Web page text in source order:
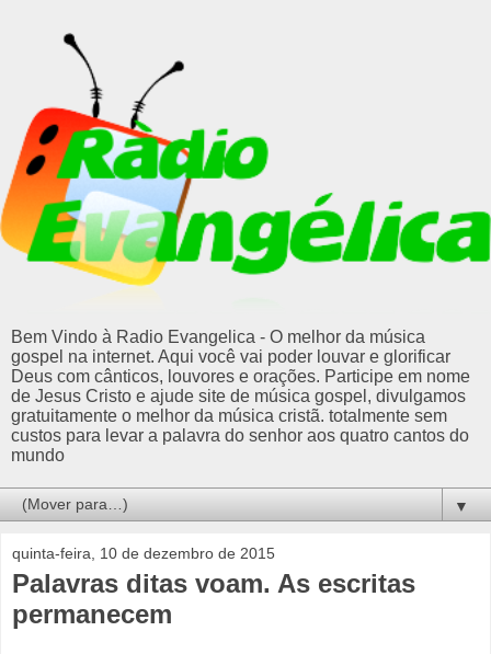
Bem Vindo à Radio Evangelica - O melhor da música
gospel na internet. Aqui você vai poder louvar e glorificar
Deus com cânticos, louvores e orações. Participe em nome
de Jesus Cristo e ajude site de música gospel, divulgamos
gratuitamente o melhor da música cristã. totalmente sem
custos para levar a palavra do senhor aos quatro cantos do
mundo
▼
quinta-feira, 10 de dezembro de 2015
Palavras ditas voam. As escritas
permanecem